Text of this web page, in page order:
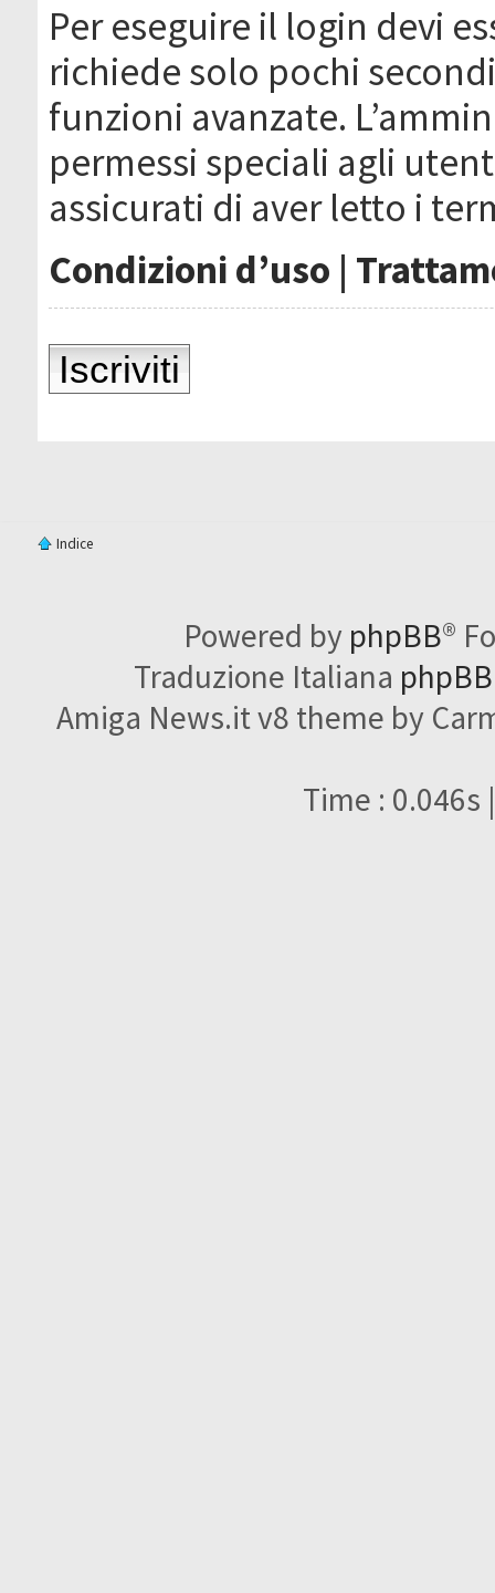
Per eseguire il login devi
richiede solo pochi
funzioni avanzate.
permessi speciali agli
assicurati di aver letto i
Condizioni d’uso |
Iscriviti
Indice
Powered by phpBB®
Traduzione Italiana
Amiga News.it v8 theme by
Time : 0.046s